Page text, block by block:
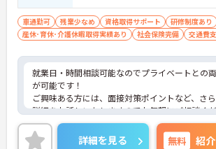
車通勤可 残業少なめ 資格取得サポート
研修制度あり
産休･育休･介護休暇取得実績あり
社会保険完備 交通費
就業日・時間相談可能なのでプライベートとの
が可能です！
ご興味ある方には、面接対策ポイントなど、さ
詳細をお話しいたしますのでお気軽にご相談く
い！
詳細を見る 無料 紹